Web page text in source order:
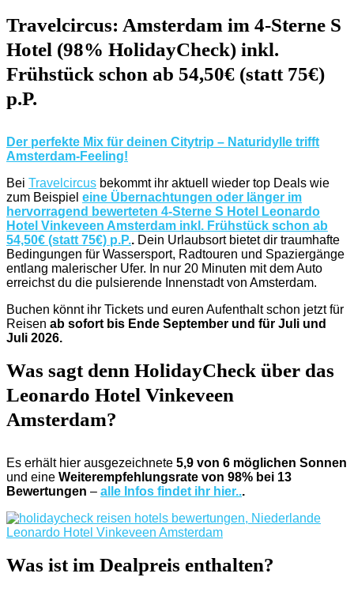
Travelcircus: Amsterdam im 4-Sterne S
Hotel (98% HolidayCheck) inkl.
Frühstück schon ab 54,50€ (statt 75€)
p.P.
Der perfekte Mix für deinen Citytrip – Naturidylle trifft
Amsterdam-Feeling!
Bei Travelcircus bekommt ihr aktuell wieder top Deals wie
zum Beispiel eine Übernachtungen oder länger im
hervorragend bewerteten 4-Sterne S Hotel Leonardo
Hotel Vinkeveen Amsterdam inkl. Frühstück schon ab
54,50€ (statt 75€) p.P.. Dein Urlaubsort bietet dir traumhafte
Bedingungen für Wassersport, Radtouren und Spaziergänge
entlang malerischer Ufer. In nur 20 Minuten mit dem Auto
erreichst du die pulsierende Innenstadt von Amsterdam.
Buchen könnt ihr Tickets und euren Aufenthalt schon jetzt für
Reisen ab sofort bis Ende September und für Juli und
Juli 2026.
Was sagt denn HolidayCheck über das
Leonardo Hotel Vinkeveen
Amsterdam?
Es erhält hier ausgezeichnete 5,9 von 6 möglichen Sonnen
und eine Weiterempfehlungsrate von 98% bei 13
Bewertungen – alle Infos findet ihr hier...
Was ist im Dealpreis enthalten?